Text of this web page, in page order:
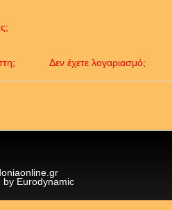
Δεν έχετε λογαριασμό;
by Eurodynamic